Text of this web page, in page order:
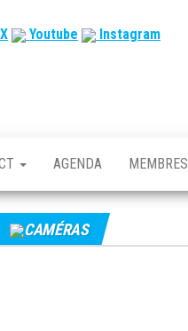
Youtube Instagram
AGENDA MEMBRES
CAMÉRAS